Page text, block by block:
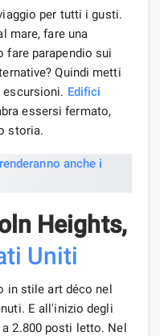
per tutti i gusti.
mare, fare una
fare parapendio sui
Quindi metti
Edifici
essersi fermato,
storia.
Heights,
Uniti
in stile art déco nel
E all'inizio degli
2.800 posti letto. Nel